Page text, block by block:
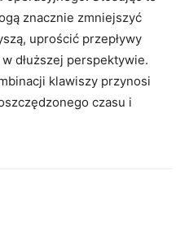
znacznie zmniejszyć
uprościć przepływy
dłuższej perspektywie.
klawiszy przynosi
czasu i